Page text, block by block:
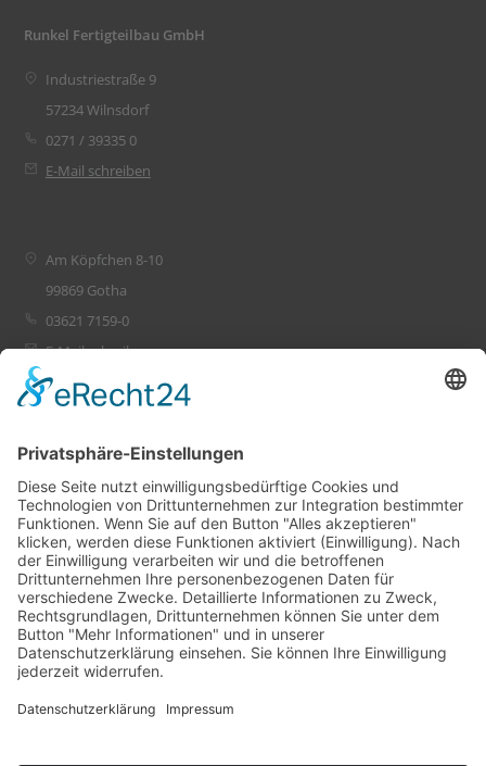
Runkel Fertigteilbau GmbH
Industriestraße 9
57234 Wilnsdorf
0271 / 39335 0
E-Mail schreiben
Am Köpfchen 8-10
99869 Gotha
03621 7159-0
E-Mail schreiben
PlanConsult
Referenzen
Unternehmen
Karriere
Runkel Ihr Projekt